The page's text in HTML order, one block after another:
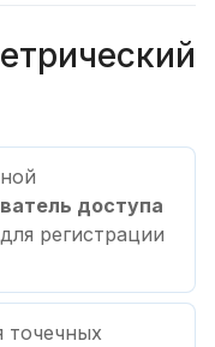
доступа
регистрации
точечных